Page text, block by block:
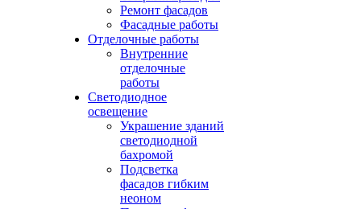
Ремонт фасадов
Фасадные работы
Отделочные работы
Внутренние
отделочные
работы
Светодиодное
освещение
Украшение зданий
светодиодной
бахромой
Подсветка
фасадов гибким
неоном